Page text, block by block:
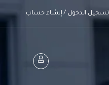
تسجيل الدخول / إنشاء حساب